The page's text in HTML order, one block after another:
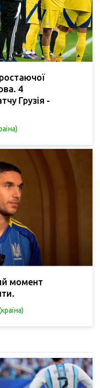
4
Грузія -
момент